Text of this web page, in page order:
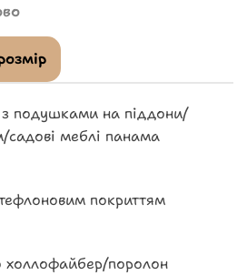
подушками на піддони/
садові меблі панама
покриттям
холлофайбер/поролон